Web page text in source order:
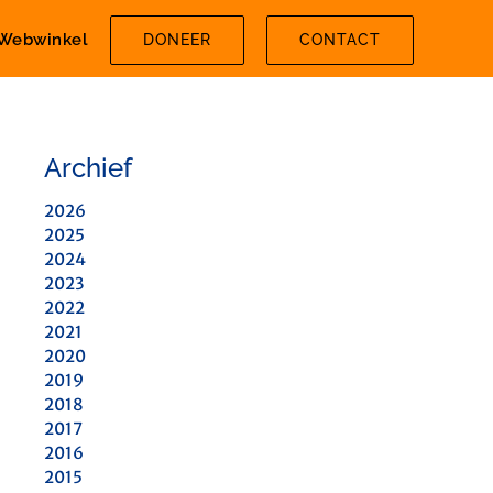
DONEER CONTACT
Archief
2026
2025
2024
2023
2022
2021
2020
2019
2018
2017
2016
2015